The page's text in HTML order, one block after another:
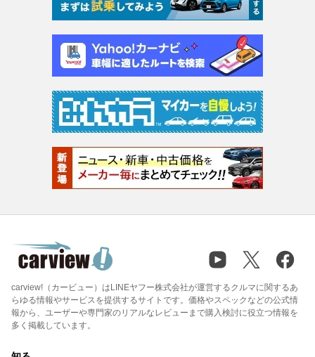
carview!（カービュー）はLINEヤフー株式会社が運営するクルマに関するあ
らゆる情報やサービスを提供するサイトです。価格やスペックなどの公式情
報から、ユーザーや専門家のリアルなレビューまで購入検討に役立つ情報を
多く掲載しています。